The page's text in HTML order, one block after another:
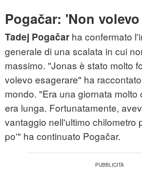
Pogačar: 'Non
Tadej Pogačar ha confermato
generale di una scalata in cui
massimo. "Jonas è stato molto
volevo esagerare" ha
mondo. "Era una giornata molto
era lunga. Fortunatamente,
vantaggio nell'ultimo chilometro
po'" ha continuato Pogačar.